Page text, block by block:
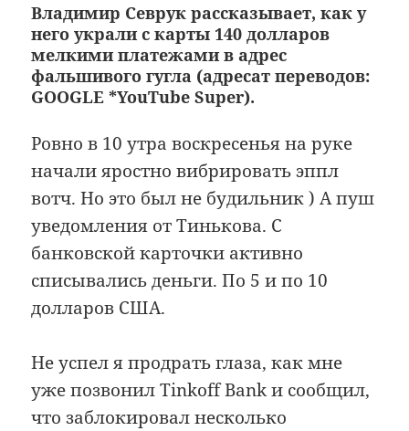
Владимир Севрук рассказывает, как у
него украли с карты 140 долларов
мелкими платежами в адрес
фальшивого гугла (адресат переводов:
GOOGLE *YouTube Super).
Ровно в 10 утра воскресенья на руке
начали яростно вибрировать эппл
вотч. Но это был не будильник ) А пуш
уведомления от Тинькова. С
банковской карточки активно
списывались деньги. По 5 и по 10
долларов США.
Не успел я продрать глаза, как мне
уже позвонил Tinkoff Bank и сообщил,
что заблокировал несколько